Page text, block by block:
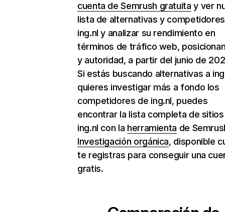
cuenta de Semrush gratuita y ver
lista de alternativas y
ing.nl y analizar su rendimiento en
términos de tráfico web,
y autoridad, a partir del junio de
Si estás buscando alternativas a
quieres investigar más a fondo los
competidores de ing.nl, puedes
encontrar la lista completa de
ing.nl con la herramienta de
Investigación orgánica, disponible
te registras para conseguir una
gratis.